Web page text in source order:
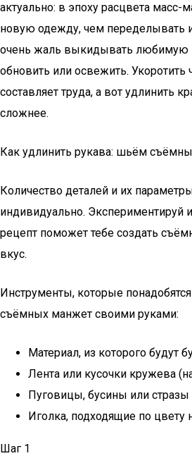
актуально: в эпоху расцвета масс-
новую одежду, чем переделывать
очень жаль выкидывать любимую
обновить или освежить. Укоротить
составляет труда, а вот удлинить
сложнее.
Как удлинить рукава: шьём
Количество деталей и их
индивидуально. Экспериментируй
рецепт поможет тебе создать
вкус.
Инструменты, которые
съёмных манжет своими руками:
Материал, из которого будут
Лента или кусочки кружева
Пуговицы, бусины или
Иголка, подходящие по цвету
Шаг 1